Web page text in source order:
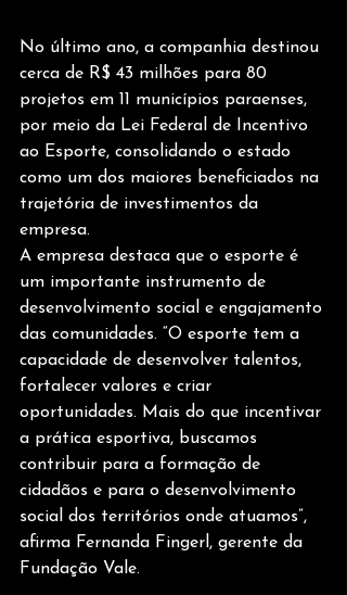
No último ano, a companhia destinou
cerca de R$ 43 milhões para 80
projetos em 11 municípios paraenses,
por meio da Lei Federal de Incentivo
ao Esporte, consolidando o estado
como um dos maiores beneficiados na
trajetória de investimentos da
empresa.
A empresa destaca que o esporte é
um importante instrumento de
desenvolvimento social e engajamento
das comunidades. “O esporte tem a
capacidade de desenvolver talentos,
fortalecer valores e criar
oportunidades. Mais do que incentivar
a prática esportiva, buscamos
contribuir para a formação de
cidadãos e para o desenvolvimento
social dos territórios onde atuamos”,
afirma Fernanda Fingerl, gerente da
Fundação Vale.